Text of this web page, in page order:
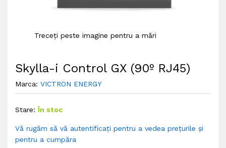
Treceți peste imagine pentru a mări
Skylla-i Control GX (90º RJ45)
Marca: VICTRON ENERGY
Stare: În stoc
Vă rugăm să vă autentificați pentru a vedea prețurile și
pentru a cumpăra